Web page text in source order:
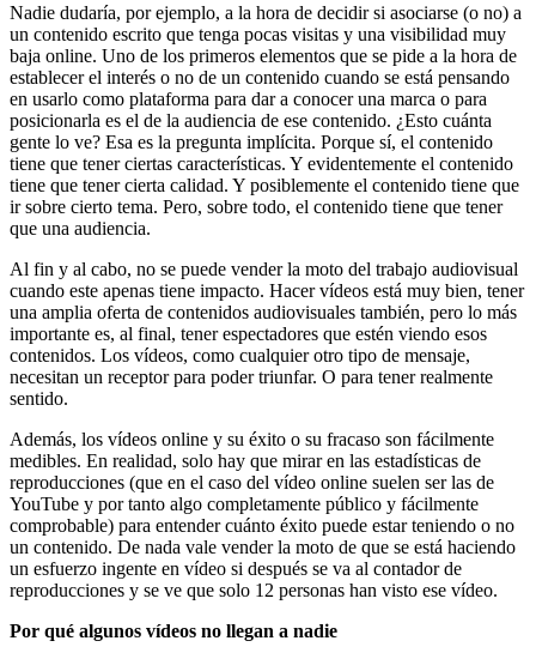
Nadie dudaría, por ejemplo, a la hora de decidir si asociarse (o no) a
un contenido escrito que tenga pocas visitas y una visibilidad muy
baja online. Uno de los primeros elementos que se pide a la hora de
establecer el interés o no de un contenido cuando se está pensando
en usarlo como plataforma para dar a conocer una marca o para
posicionarla es el de la audiencia de ese contenido. ¿Esto cuánta
gente lo ve? Esa es la pregunta implícita. Porque sí, el contenido
tiene que tener ciertas características. Y evidentemente el contenido
tiene que tener cierta calidad. Y posiblemente el contenido tiene que
ir sobre cierto tema. Pero, sobre todo, el contenido tiene que tener
que una audiencia.
Al fin y al cabo, no se puede vender la moto del trabajo audiovisual
cuando este apenas tiene impacto. Hacer vídeos está muy bien, tener
una amplia oferta de contenidos audiovisuales también, pero lo más
importante es, al final, tener espectadores que estén viendo esos
contenidos. Los vídeos, como cualquier otro tipo de mensaje,
necesitan un receptor para poder triunfar. O para tener realmente
sentido.
Además, los vídeos online y su éxito o su fracaso son fácilmente
medibles. En realidad, solo hay que mirar en las estadísticas de
reproducciones (que en el caso del vídeo online suelen ser las de
YouTube y por tanto algo completamente público y fácilmente
comprobable) para entender cuánto éxito puede estar teniendo o no
un contenido. De nada vale vender la moto de que se está haciendo
un esfuerzo ingente en vídeo si después se va al contador de
reproducciones y se ve que solo 12 personas han visto ese vídeo.
Por qué algunos vídeos no llegan a nadie